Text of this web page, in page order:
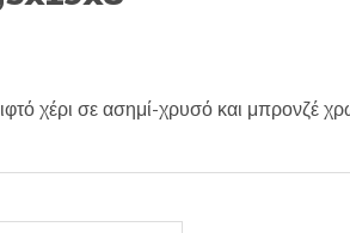
χέρι σε ασημί-χρυσό και μπρονζέ